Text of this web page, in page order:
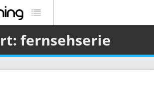
fernsehserie